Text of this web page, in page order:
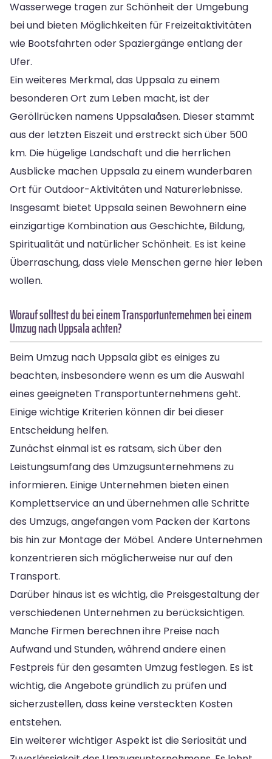
Wasserwege tragen zur Schönheit der Umgebung
bei und bieten Möglichkeiten für Freizeitaktivitäten
wie Bootsfahrten oder Spaziergänge entlang der
Ufer.
Ein weiteres Merkmal, das Uppsala zu einem
besonderen Ort zum Leben macht, ist der
Geröllrücken namens Uppsalaåsen. Dieser stammt
aus der letzten Eiszeit und erstreckt sich über 500
km. Die hügelige Landschaft und die herrlichen
Ausblicke machen Uppsala zu einem wunderbaren
Ort für Outdoor-Aktivitäten und Naturerlebnisse.
Insgesamt bietet Uppsala seinen Bewohnern eine
einzigartige Kombination aus Geschichte, Bildung,
Spiritualität und natürlicher Schönheit. Es ist keine
Überraschung, dass viele Menschen gerne hier leben
wollen.
Worauf solltest du bei einem Transportunternehmen bei einem
Umzug nach Uppsala achten?
Beim Umzug nach Uppsala gibt es einiges zu
beachten, insbesondere wenn es um die Auswahl
eines geeigneten Transportunternehmens geht.
Einige wichtige Kriterien können dir bei dieser
Entscheidung helfen.
Zunächst einmal ist es ratsam, sich über den
Leistungsumfang des Umzugsunternehmens zu
informieren. Einige Unternehmen bieten einen
Komplettservice an und übernehmen alle Schritte
des Umzugs, angefangen vom Packen der Kartons
bis hin zur Montage der Möbel. Andere Unternehmen
konzentrieren sich möglicherweise nur auf den
Transport.
Darüber hinaus ist es wichtig, die Preisgestaltung der
verschiedenen Unternehmen zu berücksichtigen.
Manche Firmen berechnen ihre Preise nach
Aufwand und Stunden, während andere einen
Festpreis für den gesamten Umzug festlegen. Es ist
wichtig, die Angebote gründlich zu prüfen und
sicherzustellen, dass keine versteckten Kosten
entstehen.
Ein weiterer wichtiger Aspekt ist die Seriosität und